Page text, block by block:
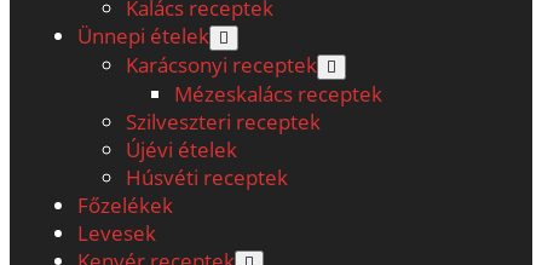
Kalács receptek
Ünnepi ételek
open
menu
Karácsonyi receptek
open
menu
Mézeskalács receptek
Szilveszteri receptek
Újévi ételek
Húsvéti receptek
Főzelékek
Levesek